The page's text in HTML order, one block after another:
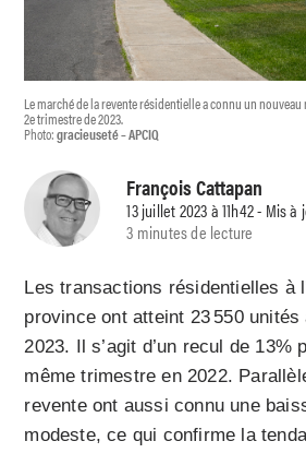
Le marché de la revente résidentielle a connu un
2e trimestre de 2023.
Photo:gracieuseté – APCIQ
François Cattapan
13 juillet 2023 à 11h42 - Mis à
3 minutes de lecture
Les transactions résidentielles à
province ont atteint 23 550
2023. Il s’agit d’un recul de 13%
même trimestre en 2022.
revente ont aussi connu une
modeste, ce qui confirme la